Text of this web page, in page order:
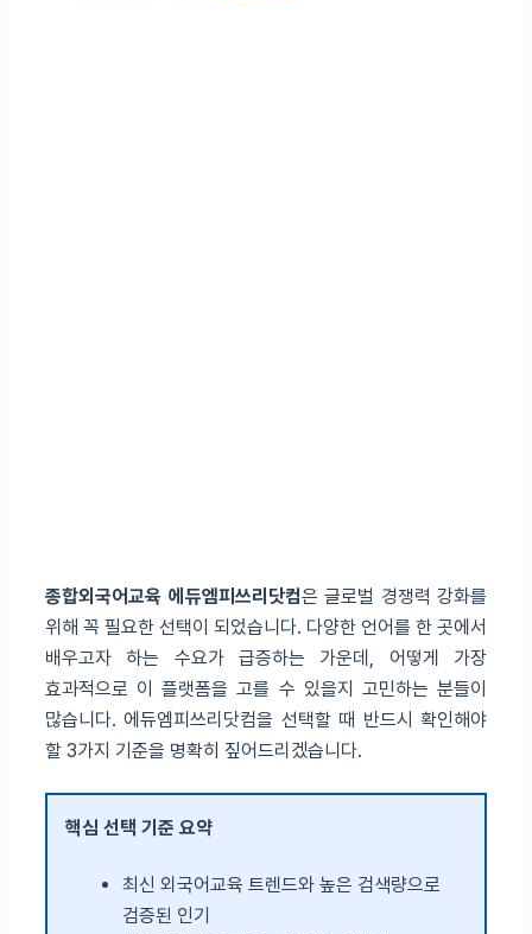
종합외국어교육 에듀엠피쓰리닷컴은 글로벌 경쟁력 강화를
위해 꼭 필요한 선택이 되었습니다. 다양한 언어를 한 곳에서
배우고자 하는 수요가 급증하는 가운데, 어떻게 가장
효과적으로 이 플랫폼을 고를 수 있을지 고민하는 분들이
많습니다. 에듀엠피쓰리닷컴을 선택할 때 반드시 확인해야
할 3가지 기준을 명확히 짚어드리겠습니다.
핵심 선택 기준 요약
최신 외국어교육 트렌드와 높은 검색량으로
검증된 인기